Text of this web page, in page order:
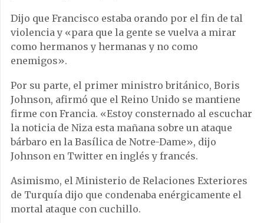
Dijo que Francisco estaba orando por el fin de tal
violencia y «para que la gente se vuelva a mirar
como hermanos y hermanas y no como
enemigos».
Por su parte, el primer ministro británico, Boris
Johnson, afirmó que el Reino Unido se mantiene
firme con Francia. «Estoy consternado al escuchar
la noticia de Niza esta mañana sobre un ataque
bárbaro en la Basílica de Notre-Dame», dijo
Johnson en Twitter en inglés y francés.
Asimismo, el Ministerio de Relaciones Exteriores
de Turquía dijo que condenaba enérgicamente el
mortal ataque con cuchillo.